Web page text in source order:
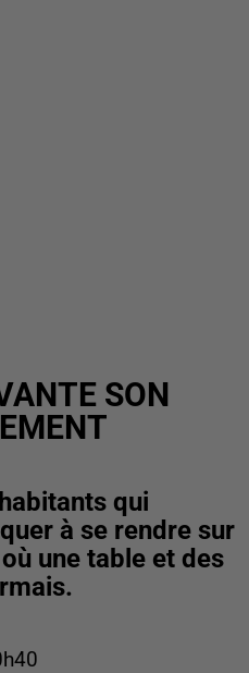
SON
qui
à se rendre sur
une table et des